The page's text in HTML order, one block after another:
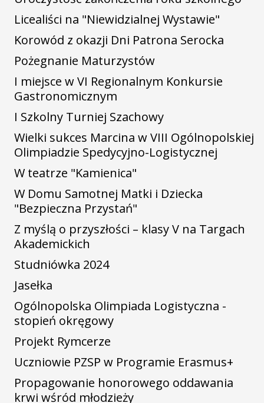
Licealiści na "Niewidzialnej Wystawie"
Korowód z okazji Dni Patrona Serocka
Pożegnanie Maturzystów
I miejsce w VI Regionalnym Konkursie
Gastronomicznym
I Szkolny Turniej Szachowy
Wielki sukces Marcina w VIII Ogólnopolskiej
Olimpiadzie Spedycyjno-Logistycznej
W teatrze "Kamienica"
W Domu Samotnej Matki i Dziecka
"Bezpieczna Przystań"
Z myślą o przyszłości – klasy V na Targach
Akademickich
Studniówka 2024
Jasełka
Ogólnopolska Olimpiada Logistyczna -
stopień okręgowy
Projekt Rymcerze
Uczniowie PZSP w Programie Erasmus+
Propagowanie honorowego oddawania
krwi wśród młodzieży